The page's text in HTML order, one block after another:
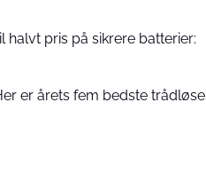
halvt pris på sikrere batterier:
er årets fem bedste trådløse